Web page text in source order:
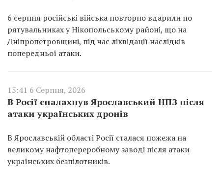
6 серпня російські війська повторно вдарили по
рятувальниках у Нікопольському районі, що на
Дніпропетровщині, під час ліквідації наслідків
попередньої атаки.
15:41 6 Серпня, 2026
В Росії спалахнув Ярославський НПЗ після
атаки українських дронів
В Ярославській області Росії сталася пожежа на
великому нафтопереробному заводі після атаки
українських безпілотників.